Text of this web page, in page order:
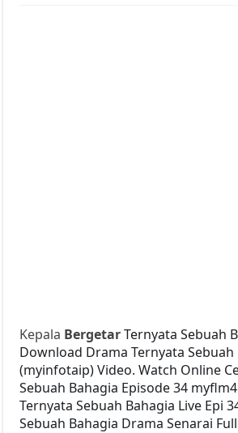
Kepala BergetarTernyata Sebuah
Download Drama Ternyata
(myinfotaip) Video. Watch Online
Sebuah Bahagia Episode 34
Ternyata Sebuah Bahagia Live Epi
Sebuah Bahagia Drama Senarai